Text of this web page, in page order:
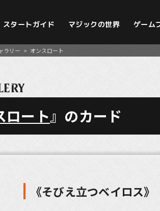
スタートガイド マジックの世界 ゲーム
ラリー > オンスロート
ロート』のカード
《そびえ立つベイロス》